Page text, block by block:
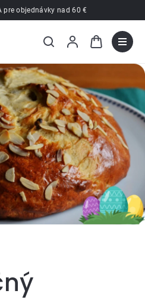
pre objednávky nad 60 €